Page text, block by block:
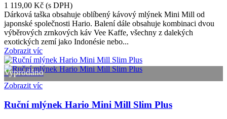
1 119,00 Kč (s DPH)
Dárková taška obsahuje oblíbený kávový mlýnek Mini Mill od
japonské společnosti Hario. Balení dále obsahuje kombinaci dvou
výběrových zrnkových káv Vee Kaffe, všechny z dalekých
exotických zemí jako Indonésie nebo...
Zobrazit víc
Vyprodáno
Zobrazit víc
Ruční mlýnek Hario Mini Mill Slim Plus